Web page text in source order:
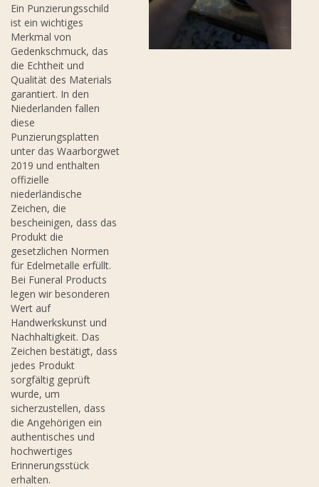
Ein Punzierungsschild
ist ein wichtiges
Merkmal von
Gedenkschmuck, das
die Echtheit und
Qualität des Materials
garantiert. In den
Niederlanden fallen
diese
Punzierungsplatten
unter das Waarborgwet
2019 und enthalten
offizielle
niederländische
Zeichen, die
bescheinigen, dass das
Produkt die
gesetzlichen Normen
für Edelmetalle erfüllt.
Bei Funeral Products
legen wir besonderen
Wert auf
Handwerkskunst und
Nachhaltigkeit. Das
Zeichen bestätigt, dass
jedes Produkt
sorgfältig geprüft
wurde, um
sicherzustellen, dass
die Angehörigen ein
authentisches und
hochwertiges
Erinnerungsstück
erhalten.